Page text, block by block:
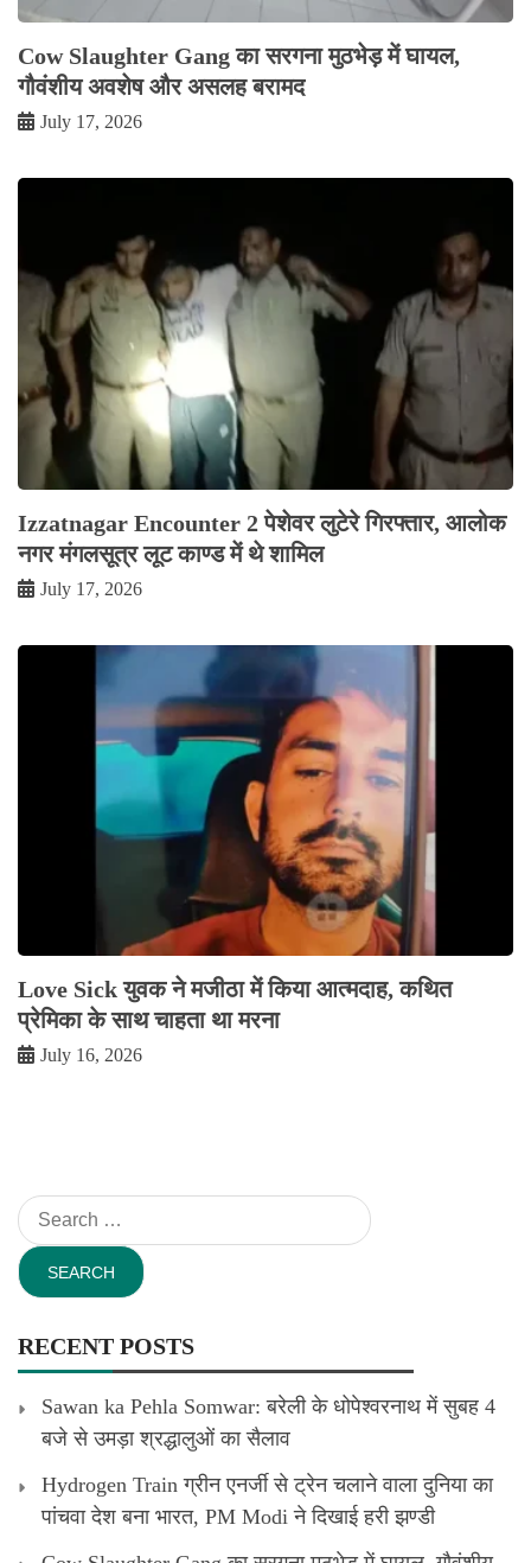
Cow Slaughter Gang का सरगना मुठभेड़ में घायल,
गौवंशीय अवशेष और असलह बरामद
July 17, 2026
Izzatnagar Encounter 2 पेशेवर लुटेरे गिरफ्तार, आलोक
नगर मंगलसूत्र लूट काण्‍ड में थे शामिल
July 17, 2026
Love Sick युवक ने मजीठा में किया आत्मदाह, कथित
प्रेमिका के साथ चाहता था मरना
July 16, 2026
Search
for:
RECENT POSTS
Sawan ka Pehla Somwar: बरेली के धोपेश्वरनाथ में सुबह 4
बजे से उमड़ा श्रद्धालुओं का सैलाव
Hydrogen Train ग्रीन एनर्जी से ट्रेन चलाने वाला दुनिया का
पांचवा देश बना भारत, PM Modi ने दिखाई हरी झण्डी